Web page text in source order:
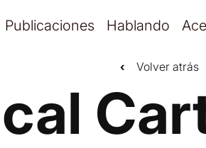
Publicaciones Hablando
‹ Volver atrás